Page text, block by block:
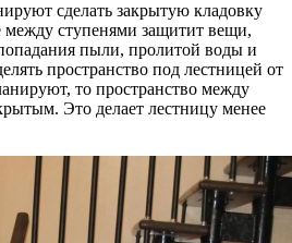
сделать закрытую кладовку
ступенями защитит вещи,
пыли, пролитой воды и
пространство под лестницей от
то пространство между
Это делает лестницу менее